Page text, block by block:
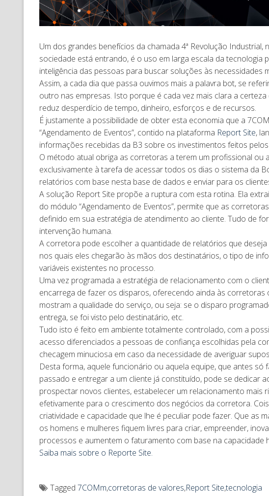
Um dos grandes benefícios da chamada 4ª Revolução
sociedade está entrando, é o uso em larga escala da
inteligência das pessoas para buscar soluções às necessidades
Assim, a cada dia que passa ouvimos mais a palavra bot, se
outro nas empresas. Isto porque é cada vez mais clara a
reduz desperdício de tempo, dinheiro, esforços e de recursos.
É justamente a possibilidade de obter esta economia que a
“Agendamento de Eventos”, contido na plataforma Report Site,
informações recebidas da B3 sobre os investimentos feitos
O método atual obriga as corretoras a terem um profissional ou
exclusivamente à tarefa de acessar todos os dias o sistema da
relatórios com base nesta base de dados e enviar para os
A solução Report Site propõe a ruptura com esta rotina. Ela
do módulo “Agendamento de Eventos”, permite que as
definido em sua estratégia de atendimento ao cliente. Tudo de
intervenção humana.
A corretora pode escolher a quantidade de relatórios que
nos quais eles chegarão às mãos dos destinatários, o tipo de
variáveis existentes no processo.
Uma vez programada a estratégia de relacionamento com o
encarrega de fazer os disparos, oferecendo ainda às
mostram a qualidade do serviço, ou seja: se o disparo
entrega, se foi visto pelo destinatário, etc.
Tudo isto é feito em ambiente totalmente controlado, com a
acesso diferenciados a pessoas de confiança escolhidas pela
checagem minuciosa em caso da necessidade de averiguar
Desta forma, aquele funcionário ou aquela equipe, que antes
passado e entregar a um cliente já constituído, pode se dedicar
prospectar novos clientes, estabelecer um relacionamento mais
efetivamente para o crescimento dos negócios da corretora.
criatividade e capacidade que lhe é peculiar pode fazer. Que as
os homens e mulheres fiquem livres para criar, empreender,
processos e aumentem o faturamento com base na capacidade
Saiba mais sobre o Reporte Site.
Tagged 7COMm,corretoras de valores,Report Site,tecnologia